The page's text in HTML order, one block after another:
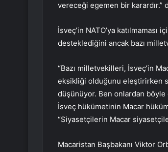
vereceği egemen bir karardır.”
İsveç’in NATO’ya
desteklediğini ancak bazı
“Bazı milletvekilleri, İsveç’in
eksikliği olduğunu eleştirirken
düşünüyor. Ben onlardan böyle
İsveç hükümetinin Macar
“Siyasetçilerin Macar
Macaristan Başbakanı Viktor